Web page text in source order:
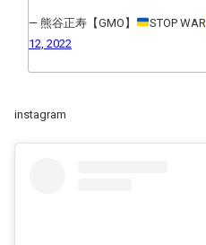
— 熊谷正寿【GMO】 STOP WAR
12, 2022
instagram